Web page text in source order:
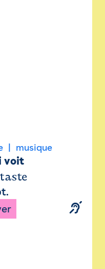
musique
voit